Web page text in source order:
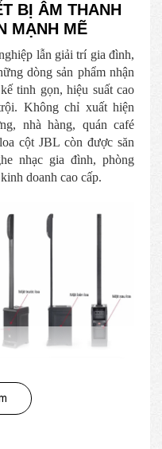
BỊ ÂM THANH
MẠNH MẼ
lẫn giải trí gia đình,
dòng sản phẩm nhận
tinh gọn, hiệu suất cao
Không chỉ xuất hiện
nhà hàng, quán café
cột JBL còn được săn
nhạc gia đình, phòng
doanh cao cấp.
lượng